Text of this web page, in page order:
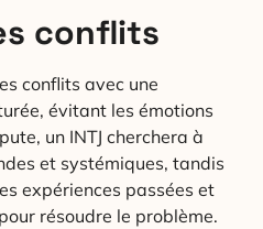
conflits
conflits avec une
évitant les émotions
un INTJ cherchera à
et systémiques, tandis
expériences passées et
résoudre le problème.